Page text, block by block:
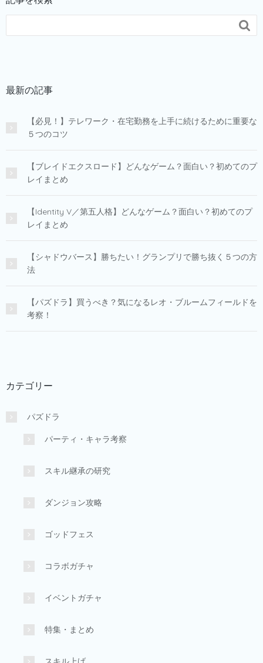

最新の記事
【必見！】テレワーク・在宅勤務を上手に続けるために重要な
５つのコツ
【ブレイドエクスロード】どんなゲーム？面白い？初めてのプ
レイまとめ
【Identity V／第五人格】どんなゲーム？面白い？初めてのプ
レイまとめ
【シャドウバース】勝ちたい！グランプリで勝ち抜く５つの方
法
【パズドラ】買うべき？気になるレオ・ブルームフィールドを
考察！
カテゴリー
パズドラ
パーティ・キャラ考察
スキル継承の研究
ダンジョン攻略
ゴッドフェス
コラボガチャ
イベントガチャ
特集・まとめ